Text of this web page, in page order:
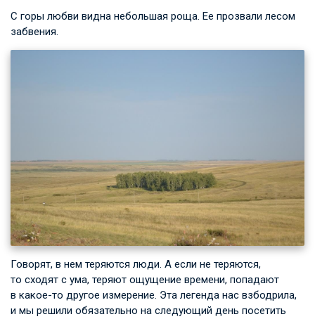
С горы любви видна небольшая роща. Ее прозвали лесом
забвения.
Говорят, в нем теряются люди. А если не теряются,
то сходят с ума, теряют ощущение времени, попадают
в какое-то другое измерение. Эта легенда нас взбодрила,
и мы решили обязательно на следующий день посетить